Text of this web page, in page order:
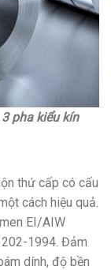
pha kiểu kín
thứ cấp có cấu
cách hiệu quả.
EI/AIW
1994. Đảm
dính, độ bền